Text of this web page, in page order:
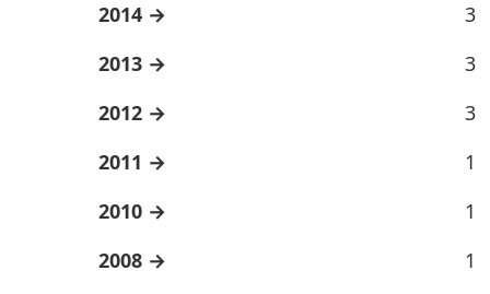
2014
3
2013
3
2012
3
2011
1
2010
1
2008
1